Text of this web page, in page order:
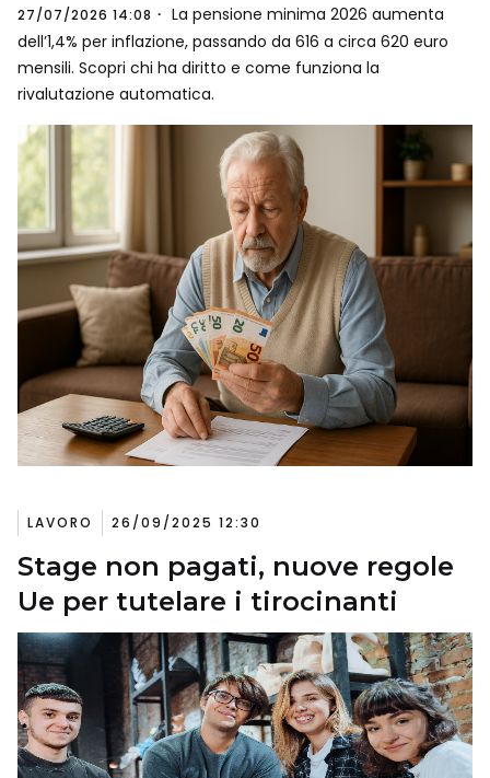
27/07/2026 14:08
La pensione minima 2026 aumenta
dell’1,4% per inflazione, passando da 616 a circa 620 euro
mensili. Scopri chi ha diritto e come funziona la
rivalutazione automatica.
LAVORO 26/09/2025 12:30
Stage non pagati, nuove regole
Ue per tutelare i tirocinanti